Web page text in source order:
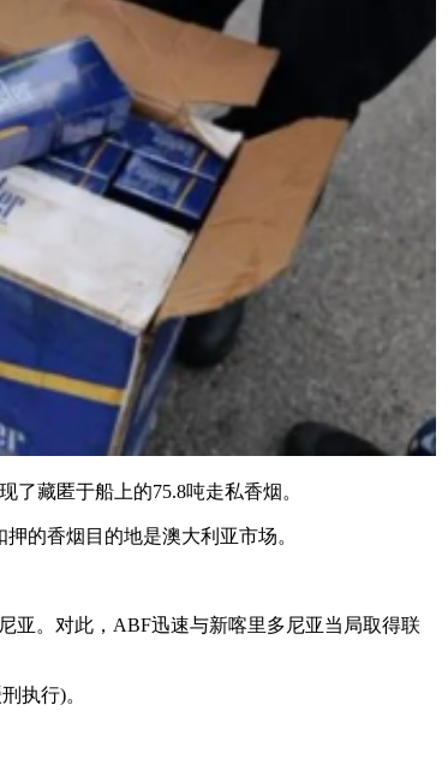
藏匿于船上的75.8吨走私香烟。
的香烟目的地是澳大利亚市场。
。对此，ABF迅速与新喀里多尼亚当局取得联
执行)。